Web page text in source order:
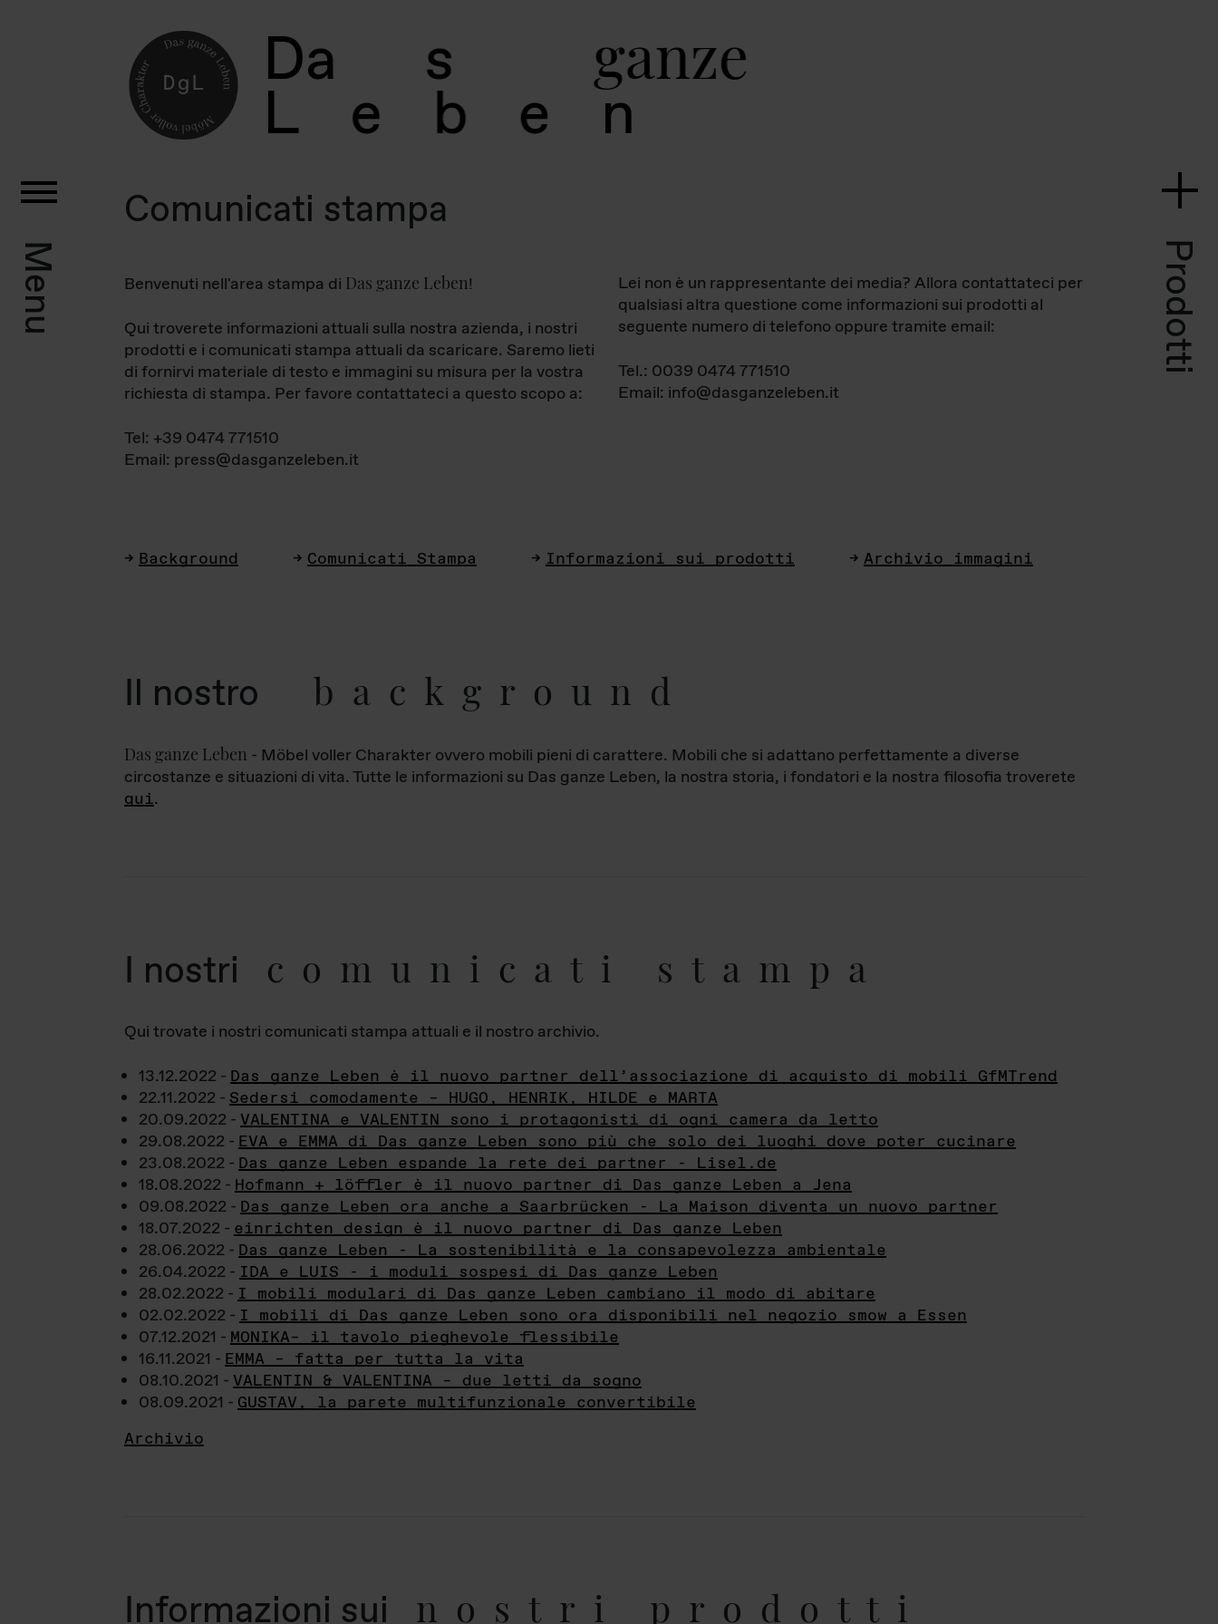
Da s ganz
L e b e
Menu Prodotti
Comunicati stampa
Benvenuti nell'area stampa di Das ganze Leben!
Qui troverete informazioni attuali sulla nostra azienda, i nostri
prodotti e i comunicati stampa attuali da scaricare. Saremo lieti
di fornirvi materiale di testo e immagini su misura per la vostra
richiesta di stampa. Per favore contattateci a questo scopo a:
Tel: +39 0474 771510
Email: press@dasganzeleben.it
Lei non è un rappresentante dei media? Allora contattateci per
qualsiasi altra questione come informazioni sui prodotti al
seguente numero di telefono oppure tramite email:
Tel.: 0039 0474 771510
Email: info@dasganzeleben.it
Background Comunicati Stampa Informazioni sui prodotti Archivio immagini
Il nostro background
Das ganze Leben - Möbel voller Charakter ovvero mobili pieni di carattere. Mobili che si adattano perfettamente a diverse
circostanze e situazioni di vita. Tutte le informazioni su Das ganze Leben, la nostra storia, i fondatori e la nostra filosofia troverete
qui.
I nostri comunicati stampa
Qui trovate i nostri comunicati stampa attuali e il nostro archivio.
13.12.2022 - Das ganze Leben è il nuovo partner dell’associazione di acquisto di mobili GfMTrend
22.11.2022 - Sedersi comodamente – HUGO, HENRIK, HILDE e MARTA
20.09.2022 - VALENTINA e VALENTIN sono i protagonisti di ogni camera da letto
29.08.2022 - EVA e EMMA di Das ganze Leben sono più che solo dei luoghi dove poter cucinare
23.08.2022 - Das ganze Leben espande la rete dei partner - Lisel.de
18.08.2022 - Hofmann + löffler è il nuovo partner di Das ganze Leben a Jena
09.08.2022 - Das ganze Leben ora anche a Saarbrücken - La Maison diventa un nuovo partner
18.07.2022 - einrichten design è il nuovo partner di Das ganze Leben
28.06.2022 - Das ganze Leben - La sostenibilità e la consapevolezza ambientale
26.04.2022 - IDA e LUIS - i moduli sospesi di Das ganze Leben
28.02.2022 - I mobili modulari di Das ganze Leben cambiano il modo di abitare
02.02.2022 - I mobili di Das ganze Leben sono ora disponibili nel negozio smow a Essen
07.12.2021 - MONIKA– il tavolo pieghevole flessibile
16.11.2021 - EMMA – fatta per tutta la vita
08.10.2021 - VALENTIN & VALENTINA – due letti da sogno
08.09.2021 - GUSTAV, la parete multifunzionale convertibile
Archivio
Informazioni sui nostri prodotti